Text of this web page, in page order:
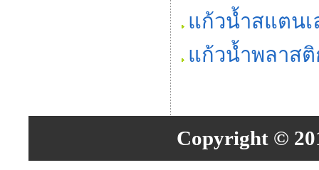
แก้วน้ำสแตน
แก้วน้ำพลาส
Copyright ©